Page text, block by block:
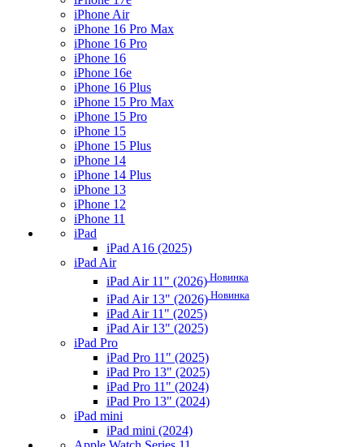
iPhone Air
iPhone 16 Pro Max
iPhone 16 Pro
iPhone 16
iPhone 16e
iPhone 16 Plus
iPhone 15 Pro Max
iPhone 15 Pro
iPhone 15
iPhone 15 Plus
iPhone 14
iPhone 14 Plus
iPhone 13
iPhone 12
iPhone 11
iPad
iPad A16 (2025)
iPad Air
iPad Air 11" (2026) Новинка
iPad Air 13" (2026) Новинка
iPad Air 11" (2025)
iPad Air 13" (2025)
iPad Pro
iPad Pro 11" (2025)
iPad Pro 13" (2025)
iPad Pro 11" (2024)
iPad Pro 13" (2024)
iPad mini
iPad mini (2024)